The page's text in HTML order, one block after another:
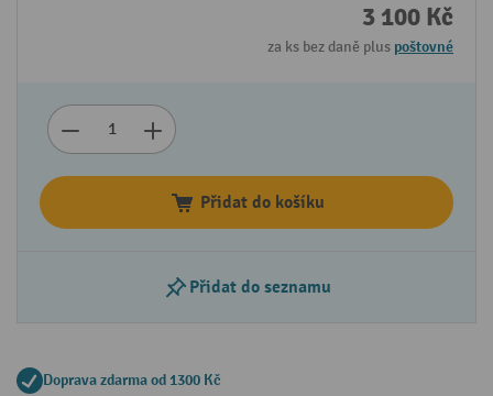
3 100 Kč
za ks bez daně plus poštovné
Přidat do košíku
Přidat do seznamu
Doprava zdarma od 1300 Kč